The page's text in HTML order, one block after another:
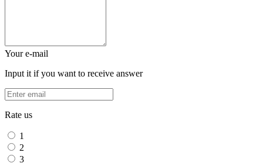
Your e-mail
Input it if you want to receive answer
Rate us
1
2
3